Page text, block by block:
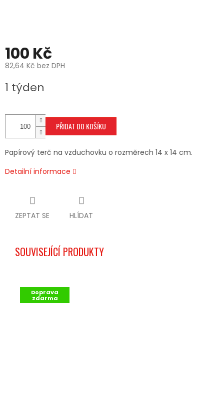
100 Kč
82,64 Kč bez DPH
cena:
1 týden
PŘIDAT DO KOŠÍKU
Papírový terč na vzduchovku o rozměrech 14 x 14 cm.
Detailní informace
ZEPTAT SE HLÍDAT
SOUVISEJÍCÍ PRODUKTY
Doprava
zdarma